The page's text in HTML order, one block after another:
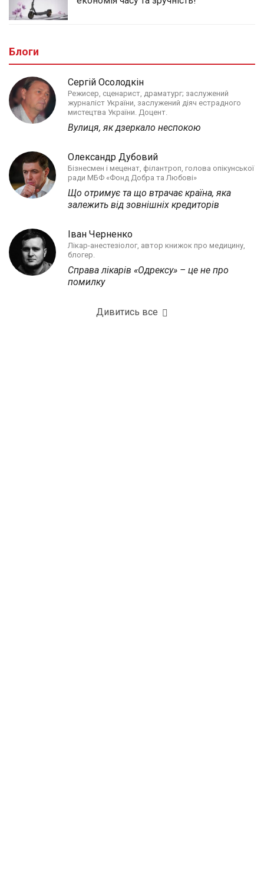
Блоги
Сергій Осолодкін
Режисер, сценарист, драматург; заслужений
журналіст України, заслужений діяч естрадного
мистецтва України. Доцент.
Вулиця, як дзеркало неспокою
Олександр Дубовий
Бізнесмен і меценат, філантроп, голова опікунської
ради МБФ «Фонд Добра та Любові»
Що отримує та що втрачає країна, яка
залежить від зовнішніх кредиторів
Іван Черненко
Лікар-анестезіолог, автор книжок про медицину,
блогер.
Справа лікарів «Одрексу» – це не про
помилку
Дивитись все